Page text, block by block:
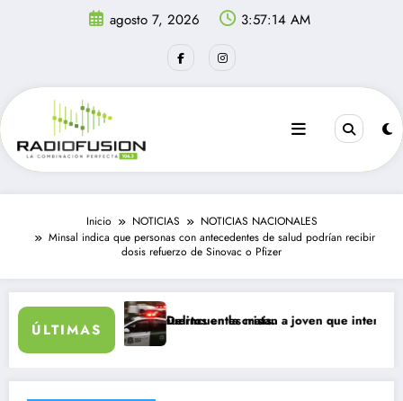
agosto 7, 2026 3:57:15 AM
Inicio NOTICIAS
NOTICIAS NACIONALES
Minsal indica que personas con antecedentes de salud podrían recibir
dosis refuerzo de Sinovac o Pfizer
ÚLTIMAS
día: al menos 34 muertos en la crisis.Delincuentes matan a joven que intentó